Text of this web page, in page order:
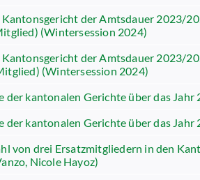
Kantonsgericht der Amtsdauer 2023/
(Wintersession 2024)
Kantonsgericht der Amtsdauer 2023/
(Wintersession 2024)
der kantonalen Gerichte über das Jahr
der kantonalen Gerichte über das Jahr
von drei Ersatzmitgliedern in den
Nicole Hayoz)